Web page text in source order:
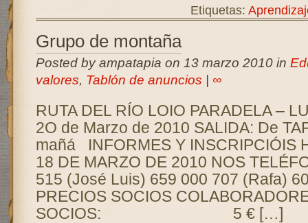
Etiquetas:
Grupo de montaña
Posted by ampatapia on 13 marzo 2010 in
valores, Tablón de anuncios ∞
RUTA DEL RÍO LOIO PARADELA –
2O de Marzo de 2010 SALIDA: De
mañá INFORMES Y INSCRIPCIÓIS
18 DE MARZO DE 2010 NOS
515 (José Luis) 659 000 707 (Rafa)
PRECIOS SOCIOS
SOCIOS: 5 € […]